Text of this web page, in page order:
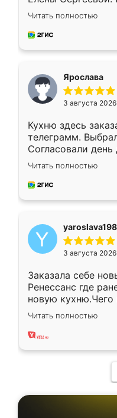
короткие сроки
для замера
предложил по
Читать полностью
Ярослава
3 августа 2026
Кухню здесь
телеграмм.
Согласовали
недели кухня
довольны
мебель за
Читать полностью
3 августа 2026
Заказала себе
Ренессанс где
новую кухню.Чего
вполне довольна.
два года,
Читать полностью